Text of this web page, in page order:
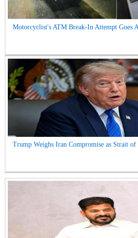
Motorcyclist's ATM Break-In Attempt Goes
Trump Weighs Iran Compromise as Strait